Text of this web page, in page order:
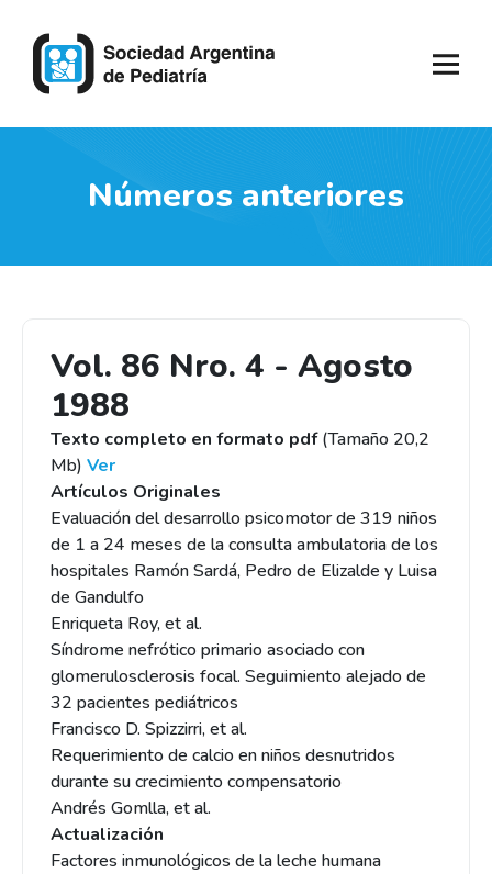
Números anteriores
Vol. 86 Nro. 4 - Agosto
1988
Texto completo en formato pdf(Tamaño 20,2
Mb) Ver
Artículos Originales
Evaluación del desarrollo psicomotor de 319 niños
de 1 a 24 meses de la consulta ambulatoria de los
hospitales Ramón Sardá, Pedro de Elizalde y Luisa
de Gandulfo
Enriqueta Roy, et al.
Síndrome nefrótico primario asociado con
glomerulosclerosis focal. Seguimiento alejado de
32 pacientes pediátricos
Francisco D. Spizzirri, et al.
Requerimiento de calcio en niños desnutridos
durante su crecimiento compensatorio
Andrés Gomlla, et al.
Actualización
Factores inmunológicos de la leche humana